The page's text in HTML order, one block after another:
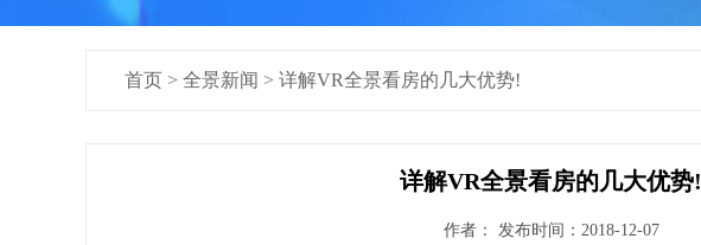
首页 > 全景新闻 > 详解VR全景看房的几大优势!
详解VR全景看房的几大优势!
作者： 发布时间：2018-12-07